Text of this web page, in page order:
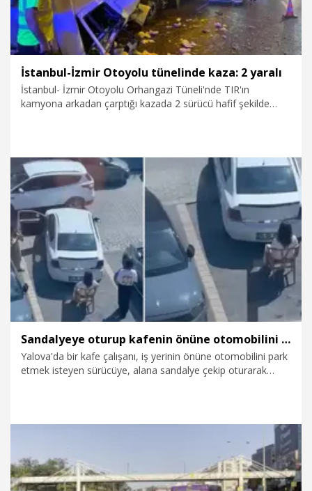
İstanbul-İzmir Otoyolu tünelinde kaza: 2 yaralı
İstanbul- İzmir Otoyolu Orhangazi Tüneli'nde TIR'ın
kamyona arkadan çarptığı kazada 2 sürücü hafif şekilde
5.08.2026 Gündem
Sandalyeye oturup kafenin önüne otomobilini park etmek isteyen sürücüye engel oldu
Yalova'da bir kafe çalışanı, iş yerinin önüne otomobilini park
etmek isteyen sürücüye, alana sandalye çekip oturarak
5.08.2026 Gündem